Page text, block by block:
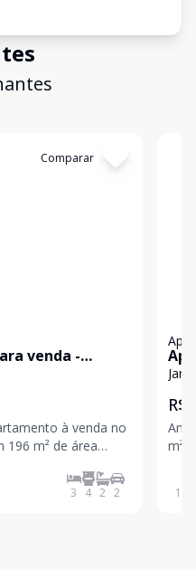
Comparar
venda -
à venda no
196 m² de área
famílias que buscam
oferece
3 4 2 2
R$
m²,
180